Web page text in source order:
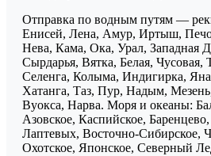
Отправка по водным путям —
Енисей, Лена, Амур, Иртыш,
Нева, Кама, Ока, Урал, Западная
Сырдарья, Вятка, Белая, Чусовая,
Селенга, Колыма, Индигирка,
Хатанга, Таз, Пур, Надым,
Вуокса, Нарва. Моря и океаны:
Азовское, Каспийское,
Лаптевых, Восточно-Сибирское,
Охотское, Японское, Северный